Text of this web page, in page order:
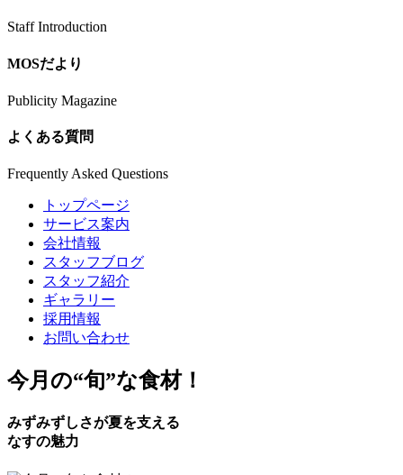
Staff Introduction
MOSだより
Publicity Magazine
よくある質問
Frequently Asked Questions
トップページ
サービス案内
会社情報
スタッフブログ
スタッフ紹介
ギャラリー
採用情報
お問い合わせ
今月の“旬”な食材！
みずみずしさが夏を支える
なすの魅力